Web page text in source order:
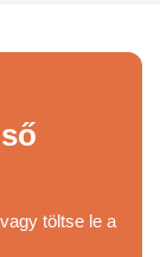
töltse le a